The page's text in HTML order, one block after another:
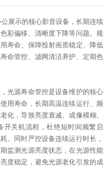
展示的核心影音设备，长期连续
彩偏移、清晰度下降等问题。规
寿命、保障投射画质稳定、降低
命管控、滤网清洁养护、定期色
源寿命管控是设备维护的核心
用寿命，长期高温连续运行、频
化，导致亮度衰减、成像模糊、
开关机流程，杜绝短时间频繁启
。同时严控设备连续运行时长，
监测光源亮度状态，在光源性能
度稳定，避免光源老化引发的成